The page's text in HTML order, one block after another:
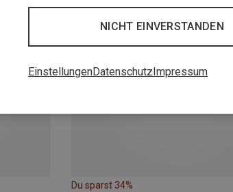
Du sparst 34%
NICHT EINVERSTANDEN
EinstellungenDatenschutzImpressum